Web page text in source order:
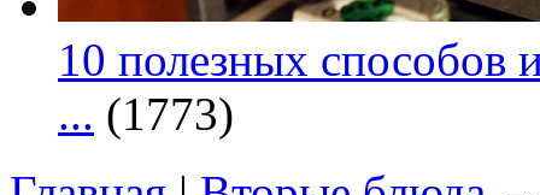
10 полезных способов
... (1773)